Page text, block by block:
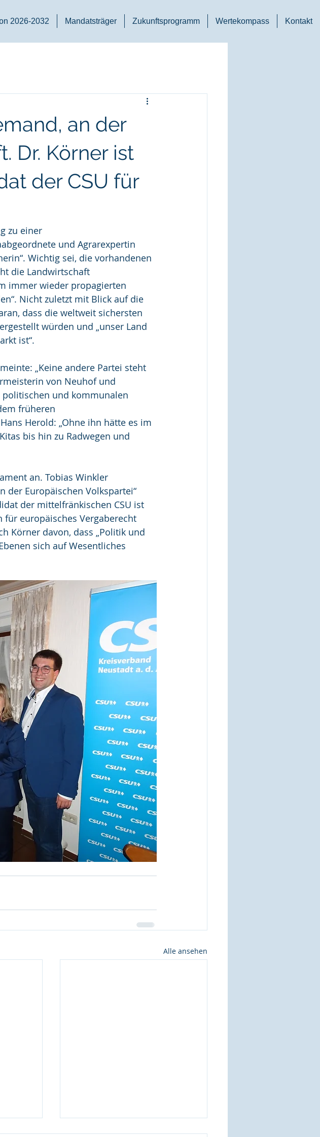
2026-2032 Mandatsträger Zukunftsprogramm Wertekompass Kontakt
an der
Dr. Körner ist
der CSU für
zu einer
und Agrarexpertin
Wichtig sei, die vorhandenen
die Landwirtschaft
immer wieder propagierten
Nicht zuletzt mit Blick auf die
dass die weltweit sichersten
würden und „unser Land
ist“.
„Keine andere Partei steht
von Neuhof und
politischen und kommunalen
früheren
Herold: „Ohne ihn hätte es im
bis hin zu Radwegen und
an. Tobias Winkler
der Europäischen Volkspartei“
der mittelfränkischen CSU ist
für europäisches Vergaberecht
Körner davon, dass „Politik und
sich auf Wesentliches
Alle ansehen